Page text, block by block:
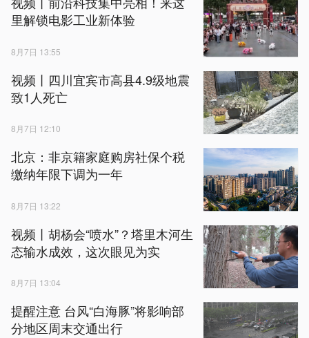
里解锁电影工业新体验
8月7日 13:55
视频丨四川宜宾市高县4.9级地震
致1人死亡
8月7日 12:10
北京：非京籍家庭购房社保个税
缴纳年限下调为一年
8月7日 13:22
视频丨胡杨会“喷水”？塔里木河生
态输水成效，这次眼见为实
8月7日 13:04
提醒注意 台风“白海豚”将影响部
分地区周末交通出行